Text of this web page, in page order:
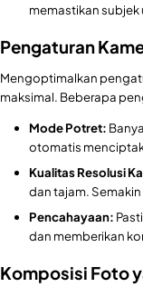
memastikan subjek
Pengaturan
Mengoptimalkan
maksimal. Beberapa
Mode Potret:
otomatis
Kualitas Resolusi
dan tajam.
Pencahayaan:
dan memberikan
Komposisi Foto